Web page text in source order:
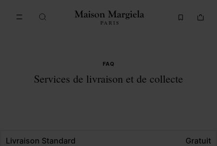
FAQ
Services de livraison et de collecte
Livraison Standard Gratuit